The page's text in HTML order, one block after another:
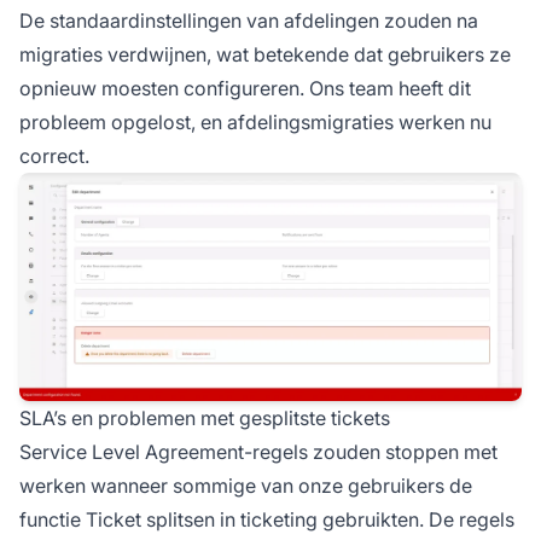
De standaardinstellingen van afdelingen zouden na
migraties verdwijnen, wat betekende dat gebruikers ze
opnieuw moesten configureren. Ons team heeft dit
probleem opgelost, en afdelingsmigraties werken nu
correct.
SLA’s en problemen met gesplitste tickets
Service Level Agreement-regels zouden stoppen met
werken wanneer sommige van onze gebruikers de
functie Ticket splitsen in ticketing gebruikten. De regels